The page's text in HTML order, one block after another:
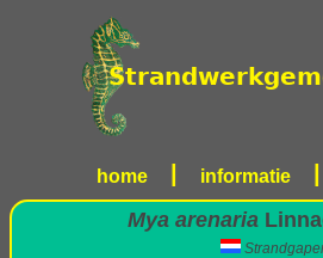
home informatie
Mya arenaria